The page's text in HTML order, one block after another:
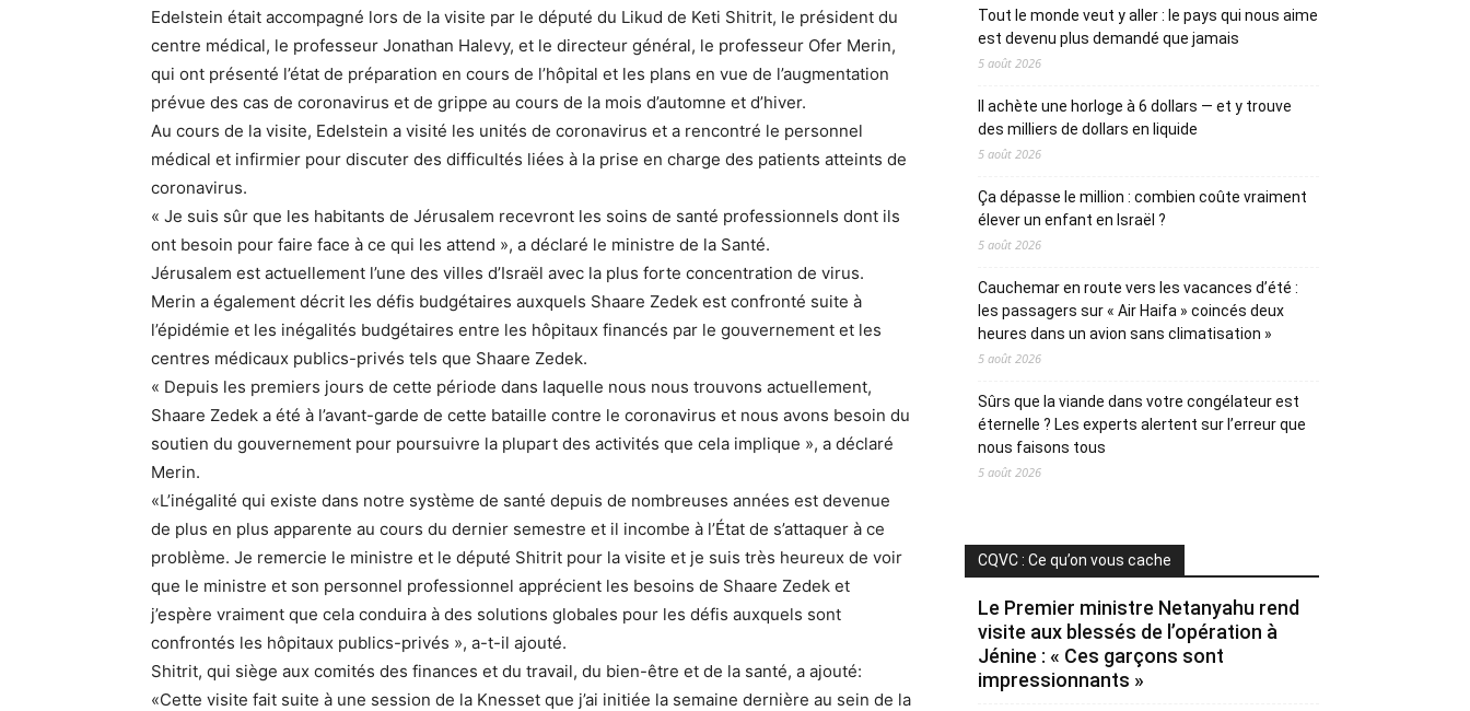
Edelstein était accompagné lors de la visite par le député du Likud de Keti Shitrit, le président du
centre médical, le professeur Jonathan Halevy, et le directeur général, le professeur Ofer Merin,
qui ont présenté l’état de préparation en cours de l’hôpital et les plans en vue de l’augmentation
prévue des cas de coronavirus et de grippe au cours de la mois d’automne et d’hiver.
Au cours de la visite, Edelstein a visité les unités de coronavirus et a rencontré le personnel
médical et infirmier pour discuter des difficultés liées à la prise en charge des patients atteints de
coronavirus.
« Je suis sûr que les habitants de Jérusalem recevront les soins de santé professionnels dont ils
ont besoin pour faire face à ce qui les attend », a déclaré le ministre de la Santé.
Jérusalem est actuellement l’une des villes d’Israël avec la plus forte concentration de virus.
Merin a également décrit les défis budgétaires auxquels Shaare Zedek est confronté suite à
l’épidémie et les inégalités budgétaires entre les hôpitaux financés par le gouvernement et les
centres médicaux publics-privés tels que Shaare Zedek.
« Depuis les premiers jours de cette période dans laquelle nous nous trouvons actuellement,
Shaare Zedek a été à l’avant-garde de cette bataille contre le coronavirus et nous avons besoin du
soutien du gouvernement pour poursuivre la plupart des activités que cela implique », a déclaré
Merin.
«L’inégalité qui existe dans notre système de santé depuis de nombreuses années est devenue
de plus en plus apparente au cours du dernier semestre et il incombe à l’État de s’attaquer à ce
problème. Je remercie le ministre et le député Shitrit pour la visite et je suis très heureux de voir
que le ministre et son personnel professionnel apprécient les besoins de Shaare Zedek et
j’espère vraiment que cela conduira à des solutions globales pour les défis auxquels sont
confrontés les hôpitaux publics-privés », a-t-il ajouté.
Shitrit, qui siège aux comités des finances et du travail, du bien-être et de la santé, a ajouté:
«Cette visite fait suite à une session de la Knesset que j’ai initiée la semaine dernière au sein de la
Tout le monde veut y aller : le pays qui nous aime
est devenu plus demandé que jamais
5 août 2026
Il achète une horloge à 6 dollars — et y trouve
des milliers de dollars en liquide
5 août 2026
Ça dépasse le million : combien coûte vraiment
élever un enfant en Israël ?
5 août 2026
Cauchemar en route vers les vacances d’été :
les passagers sur « Air Haifa » coincés deux
heures dans un avion sans climatisation »
5 août 2026
Sûrs que la viande dans votre congélateur est
éternelle ? Les experts alertent sur l’erreur que
nous faisons tous
5 août 2026
CQVC : Ce qu’on vous cache
Le Premier ministre Netanyahu rend
visite aux blessés de l’opération à
Jénine : « Ces garçons sont
impressionnants »